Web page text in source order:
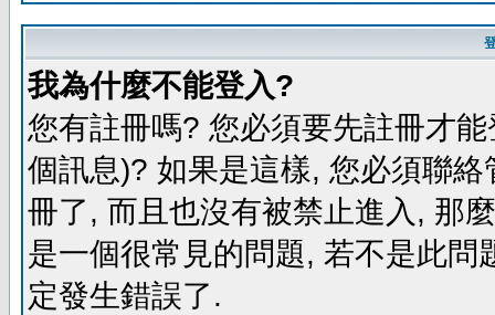
我為什麼不能登入?
您有註冊嗎? 您必須要先註冊才
個訊息)? 如果是這樣, 您必須聯
冊了, 而且也沒有被禁止進入, 那
是一個很常見的問題, 若不是此
定發生錯誤了.